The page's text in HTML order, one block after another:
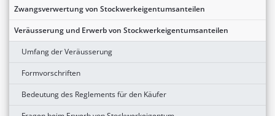
Zwangsverwertung von Stockwerkeigentumsanteilen
Veräusserung und Erwerb von Stockwerkeigentumsanteilen
Umfang der Veräusserung
Formvorschriften
Bedeutung des Reglements für den Käufer